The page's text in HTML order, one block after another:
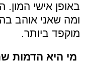
באופן אישי המון.
ומה שאני אוהב
מוקפד ביותר.
מי היא הדמות